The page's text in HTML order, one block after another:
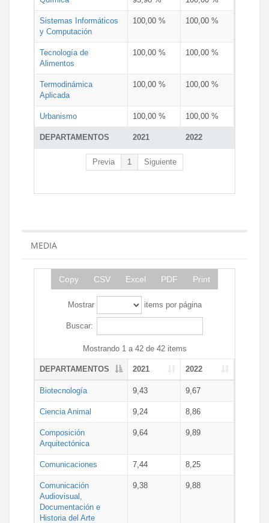
DEPARTAMENTOS 2021 2022
Sistemas Informáticos
y Computación
100,00 % 100,00 %
Tecnología de
Alimentos
100,00 % 100,00 %
Termodinámica
Aplicada
100,00 % 100,00 %
Urbanismo 100,00 % 100,00 %
Previa 1 Siguiente
MEDIA
Copy CSV Excel PDF Print
Mostrar items por página
Buscar:
Mostrando 1 a 42 de 42 items
DEPARTAMENTOS 2021 2022
Biotecnología 9,43 9,67
Ciencia Animal 9,24 8,86
Composición
Arquitectónica
9,64 9,89
Comunicaciones 7,44 8,25
Comunicación
Audiovisual,
Documentación e
Historia del Arte
9,38 9,88